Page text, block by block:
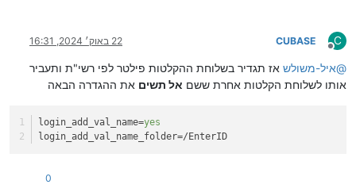
C
מנותק
CUBASE 22 באוק׳ 2024, 16:31
@איל-משולש אז תגדיר בשלוחת ההקלטות פילטר לפי רשי"ת ותעביר
אותו לשלוחת הקלטות אחרת ששם אל תשים את ההגדרה הבאה
login_add_val_name=yes
login_add_val_name_folder=/EnterID
0